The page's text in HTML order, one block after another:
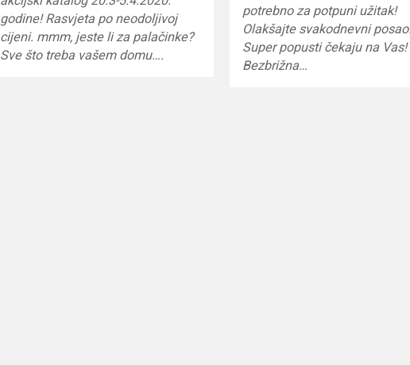
godine! Rasvjeta po neodoljivoj
cijeni. mmm, jeste li za palačinke?
Sve što treba vašem domu….
potrebno za potpuni užitak!
Olakšajte svakodnevni
Super popusti čekaju na Vas!
Bezbrižna…